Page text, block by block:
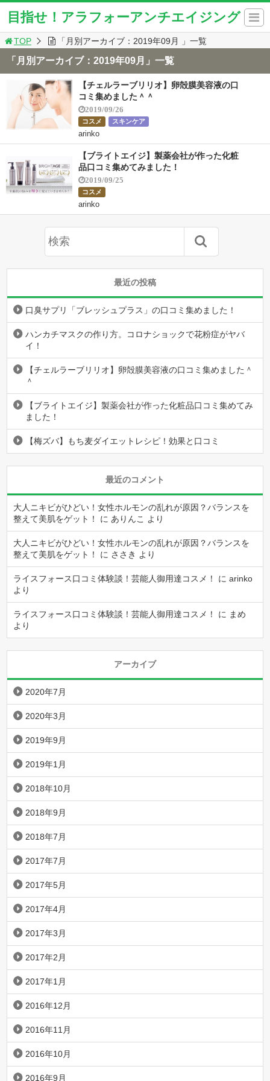
目指せ！アラフォーアンチエイジング
TOP 「月別アーカイブ：2019年09月 」一覧
「月別アーカイブ：2019年09月」一覧
【チェルラーブリリオ】卵殻膜美容液の口
コミ集めました＾＾
2019/09/26
コスメ スキンケア
arinko
【ブライトエイジ】製薬会社が作った化粧
品口コミ集めてみました！
2019/09/25
コスメ
arinko
最近の投稿
口臭サプリ「ブレッシュプラス」の口コミ集めました！
ハンカチマスクの作り方。コロナショックで花粉症がヤバ
イ！
【チェルラーブリリオ】卵殻膜美容液の口コミ集めました＾
＾
【ブライトエイジ】製薬会社が作った化粧品口コミ集めてみ
ました！
【梅ズバ】もち麦ダイエットレシピ！効果と口コミ
最近のコメント
大人ニキビがひどい！女性ホルモンの乱れが原因？バランスを
整えて美肌をゲット！
に ありんこ より
大人ニキビがひどい！女性ホルモンの乱れが原因？バランスを
整えて美肌をゲット！
に ささき より
ライスフォース口コミ体験談！芸能人御用達コスメ！ にarinko
より
ライスフォース口コミ体験談！芸能人御用達コスメ！ に まめ
より
アーカイブ
2020年7月
2020年3月
2019年9月
2019年1月
2018年10月
2018年9月
2018年7月
2017年7月
2017年5月
2017年4月
2017年3月
2017年2月
2017年1月
2016年12月
2016年11月
2016年10月
2016年9月